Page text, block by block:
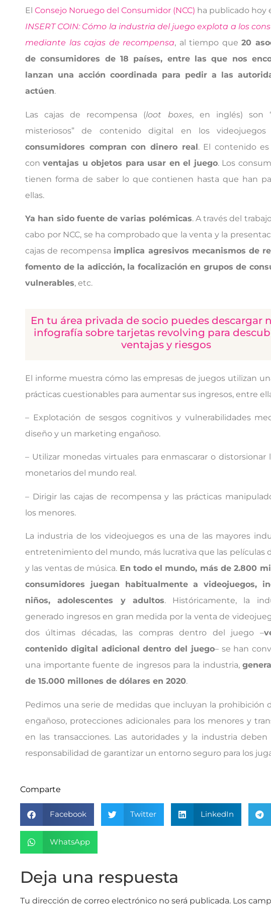
El Consejo Noruego del Consumidor (NCC) ha publicado hoy
INSERT COIN: Cómo la industria del juego explota a los
mediante las cajas de recompensa, al tiempo que20
de consumidores de 18 países, entre las que nos
lanzan una acción coordinada para pedir a las
actúen.
Las cajas de recompensa (loot boxes, en inglés) son
misteriosos” de contenido digital en los videojuegos
consumidores compran con dinero real. El contenido es
conventajas u objetos para usar en el juego. Los
tienen forma de saber lo que contienen hasta que han
ellas.
Ya han sido fuente de varias polémicas. A través del
cabo por NCC, se ha comprobado que la venta y la
cajas de recompensa implica agresivos mecanismos de
fomento de la adicción, la focalización en grupos de
vulnerables, etc.
En tu área privada de socio puedes descargar
infografía sobre tarjetas revolving para
ventajas y riesgos
El informe muestra cómo las empresas de juegos utilizan
prácticas cuestionables para aumentar sus ingresos, entre
– Explotación de sesgos cognitivos y vulnerabilidades
diseño y un marketing engañoso.
– Utilizar monedas virtuales para enmascarar o distorsionar
monetarios del mundo real.
– Dirigir las cajas de recompensa y las prácticas
los menores.
La industria de los videojuegos es una de las mayores
entretenimiento del mundo, más lucrativa que las películas
y las ventas de música. En todo el mundo, más de 2.800
consumidores juegan habitualmente a videojuegos,
niños, adolescentes y adultos. Históricamente, la
generado ingresos en gran medida por la venta de
dos últimas décadas, las compras dentro del juego –
contenido digital adicional dentro del juego– se han
una importante fuente de ingresos para la industria,
de 15.000 millones de dólares en 2020.
Pedimos una serie de medidas que incluyan la prohibición
engañoso, protecciones adicionales para los menores y
en las transacciones. Las autoridades y la industria deben
responsabilidad de garantizar un entorno seguro para los
Comparte
Facebook Twitter LinkedIn
WhatsApp
Deja una respuesta
Tu dirección de correo electrónico no será publicada. Los